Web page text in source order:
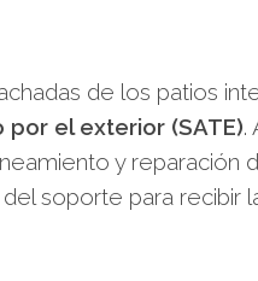
de los patios
el exterior (SATE).
y reparación
soporte para recibir